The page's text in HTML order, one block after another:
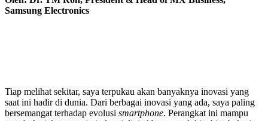
Samsung Electronics
Tiap melihat sekitar, saya terpukau akan banyaknya inovasi yang
saat ini hadir di dunia. Dari berbagai inovasi yang ada, saya paling
bersemangat terhadap evolusi smartphone. Perangkat ini mampu